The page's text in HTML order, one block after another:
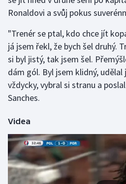
Lezení
Lyže a snowboard
Moderní pětiboj
Motorsport
Olympijské hry
Parasport
Plavání
Plážový volejbal
Ronaldovi a svůj pokus
"Trenér se ptal, kdo chce jít
já jsem řekl, že bych šel druhý.
si byl jistý, tak jsem šel.
dám gól. Byl jsem klidný,
vždycky, vybral si stranu a
Sanches.
Videa